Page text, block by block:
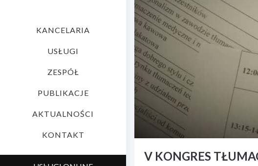
KANCELARIA
USŁUGI
ZESPÓŁ
PUBLIKACJE
AKTUALNOŚCI
KONTAKT
V KONGRES